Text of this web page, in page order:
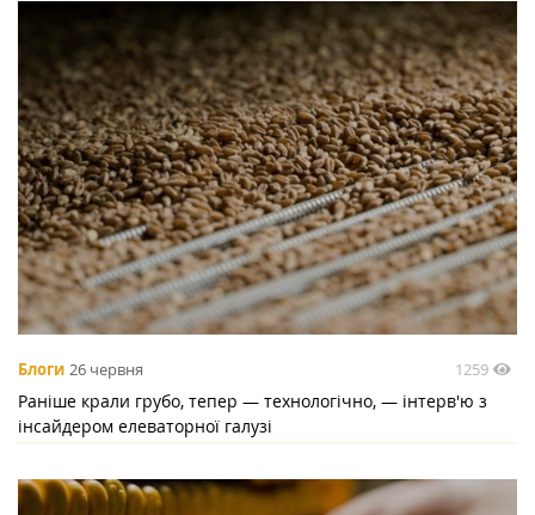
Блоги 26 червня 1259
Раніше крали грубо, тепер — технологічно, — інтерв'ю з
інсайдером елеваторної галузі